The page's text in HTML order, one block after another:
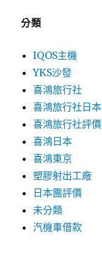
分類
IQOS主機
YKS沙發
喜鴻旅行社
喜鴻旅行社日本
喜鴻旅行社評價
喜鴻日本
喜鴻東京
塑膠射出工廠
日本團評價
未分類
汽機車借款